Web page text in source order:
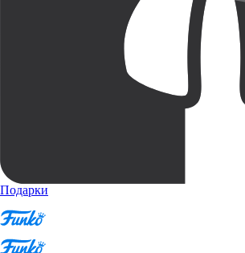
Подарки